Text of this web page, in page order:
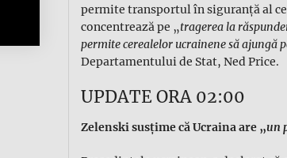
permite transportul în siguranţă al
concentrează pe „tragerea la
permite cerealelor ucrainene să ajungă
Departamentului de Stat, Ned Price.
UPDATE ORA 02:00
Zelenski susţime că Ucraina are „un